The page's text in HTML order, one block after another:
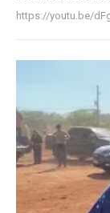
https://youtu.be/